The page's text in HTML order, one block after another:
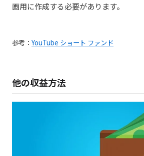
画用に作成する必要があります。
参考： YouTube ショート ファンド
他の収益方法